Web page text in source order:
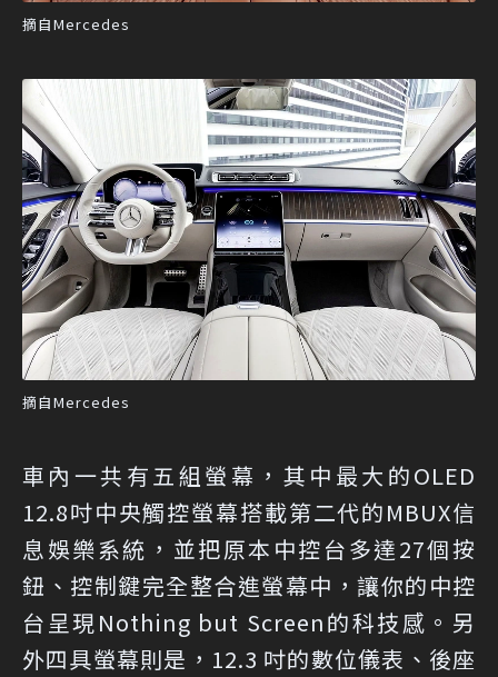
摘自Mercedes
摘自Mercedes
車內一共有五組螢幕，其中最大的OLED
12.8吋中央觸控螢幕搭載第二代的MBUX信
息娛樂系統，並把原本中控台多達27個按
鈕、控制鍵完全整合進螢幕中，讓你的中控
台呈現Nothing but Screen的科技感。另
外四具螢幕則是，12.3 吋的數位儀表、後座